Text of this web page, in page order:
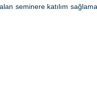
seminere katılım